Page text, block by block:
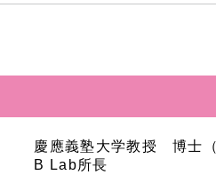
慶應義塾大学教授 博士
B Lab所長